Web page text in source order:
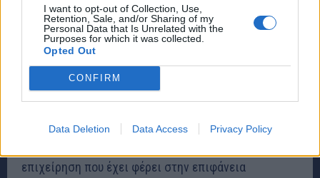
I want to opt-out of Collection, Use,
Retention, Sale, and/or Sharing of my
Personal Data that Is Unrelated with the
Purposes for which it was collected.
Opted Out
CONFIRM
Data Deletion Data Access Privacy Policy
Ρέντη, ήταν δυνατή μόνο για μήκος περίπου δύο
χιλιομέτρων καθώς το ύψος του νερού έφτανε τα 80
εκατοστά.
Αξίζει να σημειωθεί ότι οι κάτοικοι της περιοχής
αλλά και οι οδηγοί έχουν παρατηρήσει μία έντονη
δυσοσμία τις τελευταίες ημέρες περνώντας από τον
επιχείρηση που έχει φέρει στην επιφάνεια